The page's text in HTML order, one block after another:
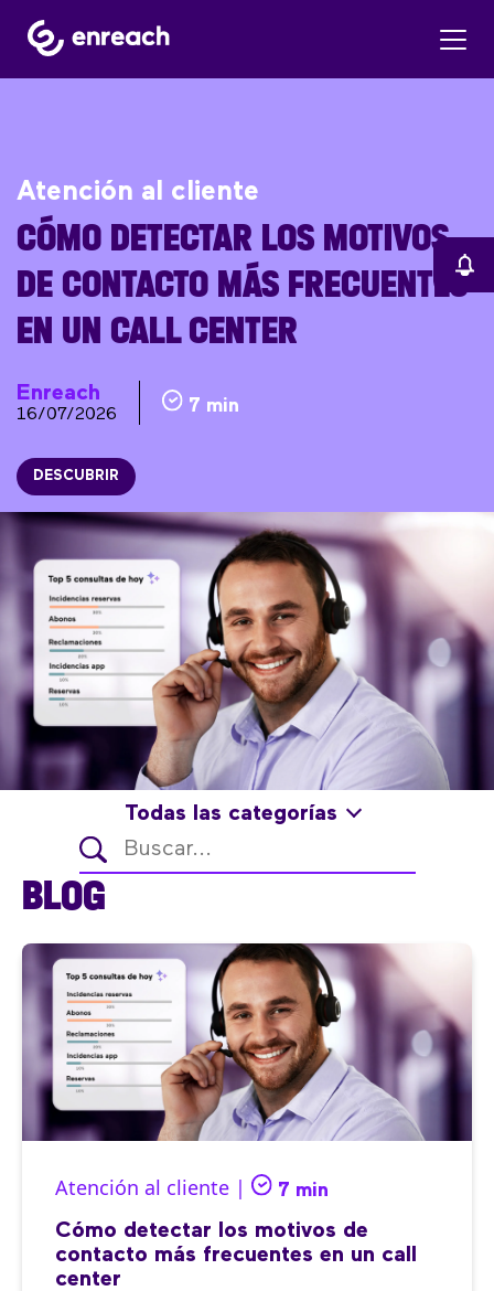
Atención al cliente
CÓMO DETECTAR LOS MOTIVOS
DE CONTACTO MÁS FRECUENTES
EN UN CALL CENTER
Enreach
16/07/2026 7 min
DESCUBRIR
Todas las categorías
BLOG
Atención al cliente | 7 min
Cómo detectar los motivos de
contacto más frecuentes en un call
center